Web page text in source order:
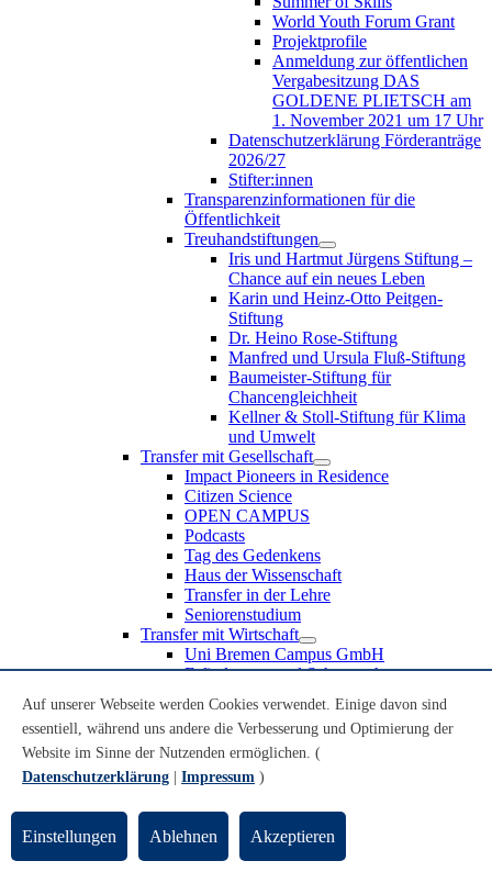
World Youth Forum Grant
Projektprofile
Anmeldung zur öffentlichen
Vergabesitzung DAS
GOLDENE PLIETSCH am
1. November 2021 um 17 Uhr
Datenschutzerklärung Förderanträge
2026/27
Stifter:innen
Transparenzinformationen für die
Öffentlichkeit
Treuhandstiftungen
Iris und Hartmut Jürgens Stiftung –
Chance auf ein neues Leben
Karin und Heinz-Otto Peitgen-
Stiftung
Dr. Heino Rose-Stiftung
Manfred und Ursula Fluß-Stiftung
Baumeister-Stiftung für
Chancengleichheit
Kellner & Stoll-Stiftung für Klima
und Umwelt
Transfer mit Gesellschaft
Impact Pioneers in Residence
Citizen Science
OPEN CAMPUS
Podcasts
Tag des Gedenkens
Haus der Wissenschaft
Transfer in der Lehre
Seniorenstudium
Transfer mit Wirtschaft
Uni Bremen Campus GmbH
Erfindungen und Schutzrechte
Recruiting an der Universität Bremen
Weiterbildung an der Universität Bremen
Transfer mit Schule
Schülerinnen und Schüler
Schulklassen
Lehrkräfte
Gründungsunterstützung
Auf unserer Webseite werden Cookies verwendet. Einige davon sind
essentiell, während uns andere die Verbesserung und Optimierung der
Website im Sinne der Nutzenden ermöglichen. (
Datenschutzerklärung
Impressum )
Einstellungen Ablehnen Akzeptieren